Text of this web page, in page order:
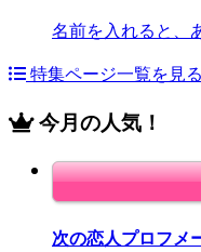
名前を入れると、
特集ページ一覧を見る
今月の人気！
次の恋人プロフメ